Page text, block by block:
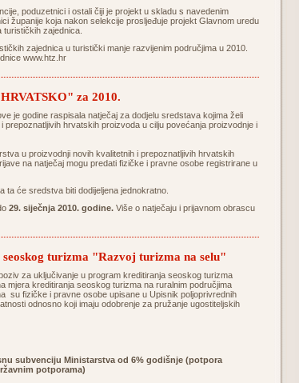
poduzetnici i ostali čiji je projekt u skladu s navedenim
županije koja nakon selekcije prosljeđuje projekt Glavnom uredu
zajednica.
zajednica u turistički manje razvijenim područjima u 2010.
www.htz.hr
za 2010.
je godine raspisala natječaj za dodjelu sredstava kojima želi
hrvatskih proizvoda u cilju povećanja proizvodnje i
u proizvodnji novih kvalitetnih i prepoznatljivih hrvatskih
na natječaj mogu predati fizičke i pravne osobe registrirane u
, a ta će sredstva biti dodijeljena jednokratno.
29. siječnja 2010. godine. Više o natječaju i prijavnom obrascu
turizma "Razvoj turizma na selu"
za uključivanje u program kreditiranja seoskog turizma
mjera kreditiranja seoskog turizma na ruralnim područjima
su fizičke i pravne osobe upisane u Upisnik poljoprivrednih
odnosno koji imaju odobrenje za pružanje ugostiteljskih
subvenciju Ministarstva od 6% godišnje (potpora
potporama)